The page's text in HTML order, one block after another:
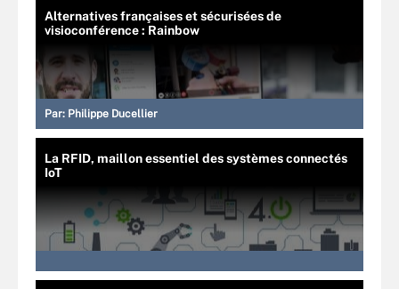
Alternatives françaises et sécurisées de
visioconférence : Rainbow
Par: Philippe Ducellier
La RFID, maillon essentiel des systèmes connectés
IoT